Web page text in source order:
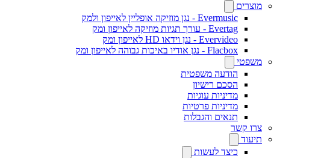
מוצרים
Evermusic - נגן מוזיקה אופליין לאייפון ולמק
Evertag - עורך תגיות מוזיקה לאייפון ומק
Evervideo - נגן וידאו HD לאייפון ומק
Flacbox - נגן אודיו באיכות גבוהה לאייפון ומק
משפטי
הודעה משפטית
הסכם רישיון
מדיניות עוגיות
מדיניות פרטיות
תנאים והגבלות
צרו קשר
תיעוד
כיצד לעשות